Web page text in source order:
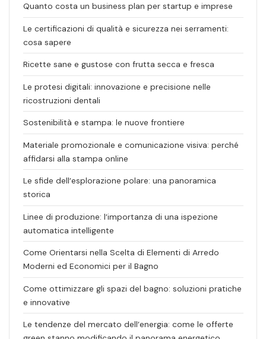
Quanto costa un business plan per startup e imprese
Le certificazioni di qualità e sicurezza nei serramenti:
cosa sapere
Ricette sane e gustose con frutta secca e fresca
Le protesi digitali: innovazione e precisione nelle
ricostruzioni dentali
Sostenibilità e stampa: le nuove frontiere
Materiale promozionale e comunicazione visiva: perché
affidarsi alla stampa online
Le sfide dell’esplorazione polare: una panoramica
storica
Linee di produzione: l’importanza di una ispezione
automatica intelligente
Come Orientarsi nella Scelta di Elementi di Arredo
Moderni ed Economici per il Bagno
Come ottimizzare gli spazi del bagno: soluzioni pratiche
e innovative
Le tendenze del mercato dell’energia: come le offerte